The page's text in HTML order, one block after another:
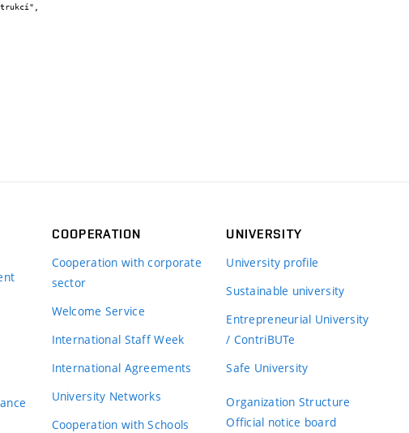
COOPERATION
Cooperation with corporate
sector
Welcome Service
International Staff Week
International Agreements
University Networks
Cooperation with Schools
UNIVERSITY
University profile
Sustainable university
Entrepreneurial University
/ ContriBUTe
Safe University
Organization Structure
Official notice board